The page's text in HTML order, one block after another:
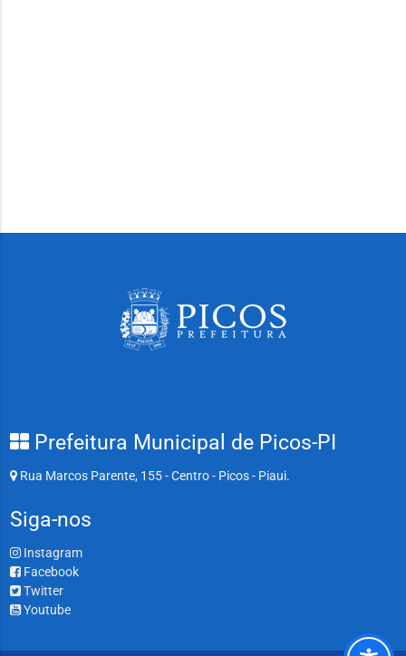
Prefeitura Municipal de Picos-PI
Rua Marcos Parente, 155 - Centro - Picos - Piaui.
Siga-nos
Instagram
Facebook
Twitter
Youtube